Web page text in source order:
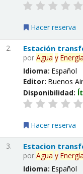
Hacer reserva
2. Estación
porAgua y Energía
Idioma:Español
Editor:Buenos
Disponibilidad:
Hacer reserva
3. Estacion
porAgua y Energía
Idioma:Español